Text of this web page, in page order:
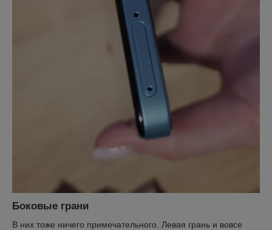
Боковые грани
В них тоже ничего примечательного. Левая грань и вовсе